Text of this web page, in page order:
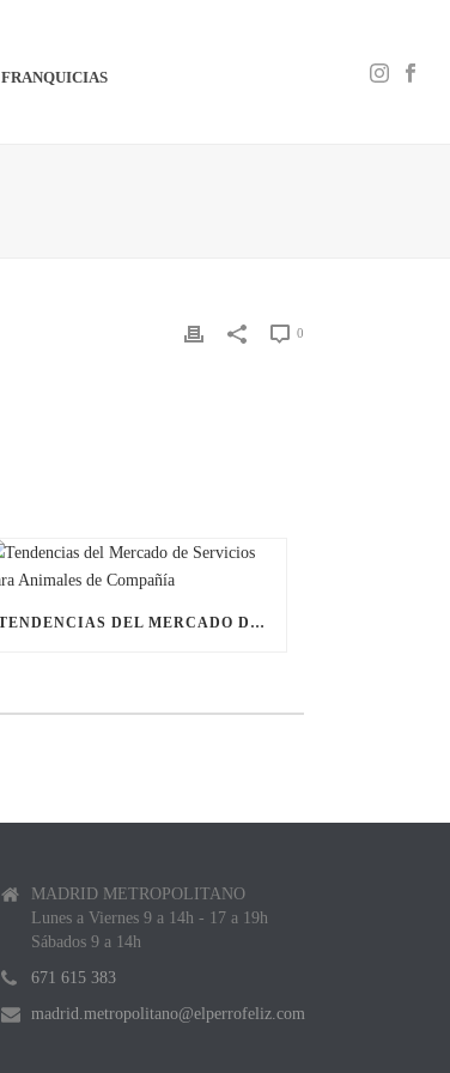
FRANQUICIAS
0
TENDENCIAS DEL MERCADO DE SERVICIOS PARA ANIMALES DE COMPAÑÍA
MADRID METROPOLITANO
Lunes a Viernes 9 a 14h - 17 a 19h
Sábados 9 a 14h
671 615 383
madrid.metropolitano@elperrofeliz.com